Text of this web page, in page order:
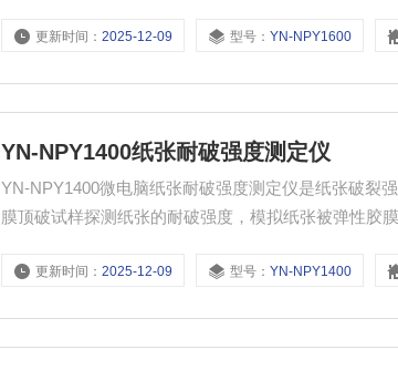
更新时间：2025-12-09 型号：YN-NPY1600
YN-NPY1400纸张耐破强度测定仪
YN-NPY1400微电脑纸张耐破强度测定仪是纸张破裂
膜顶破试样探测纸张的耐破强度，模拟纸张被弹性胶
更新时间：2025-12-09 型号：YN-NPY1400